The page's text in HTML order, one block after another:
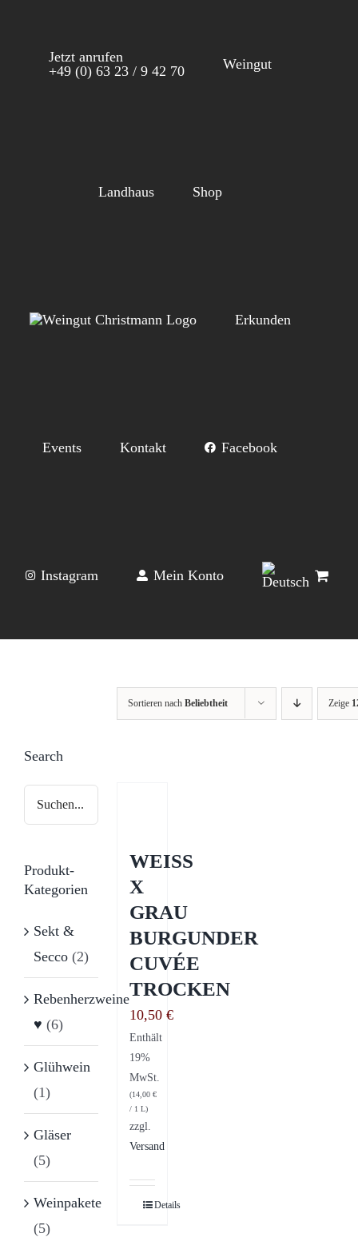
Jetzt anrufen
+49 (0) 63 23 / 9 42 70
Weingut
Landhaus Shop
Erkunden
Events Kontakt Facebook
Instagram Mein Konto
Sortieren nachBeliebtheit Zeige
WEISS
X
GRAU
BURGUNDER
CUVÉE
TROCKEN
10,50€
Enthält
19%
MwSt.
(14,00€
/ 1 L)
zzgl.
Versand
Details
Search
Produkt-
Kategorien
Sekt &
Secco (2)
Rebenherzweine
♥ (6)
Glühwein
(1)
Gläser
(5)
Weinpakete
(5)